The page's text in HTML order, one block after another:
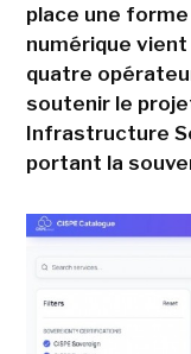
place une
numérique
quatre
soutenir le
Infrastructure
portant la